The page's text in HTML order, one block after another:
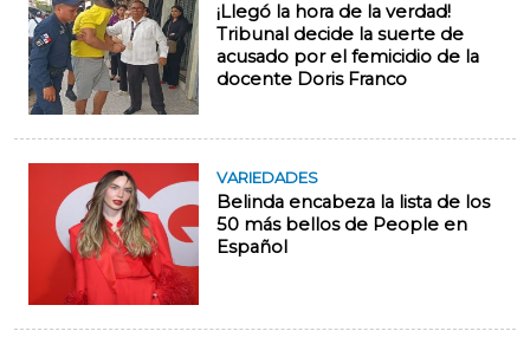
¡Llegó la hora de la verdad!
Tribunal decide la suerte de
acusado por el femicidio de la
docente Doris Franco
VARIEDADES
Belinda encabeza la lista de los
50 más bellos de People en
Español